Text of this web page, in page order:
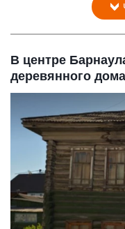
В центре
деревянного дома